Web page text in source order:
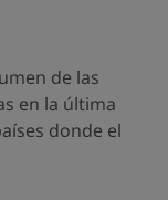
de las
en la última
donde el